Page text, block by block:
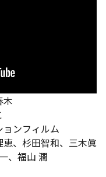
木
ョンフィルム
恵、杉田智和、三木眞
、福山 潤